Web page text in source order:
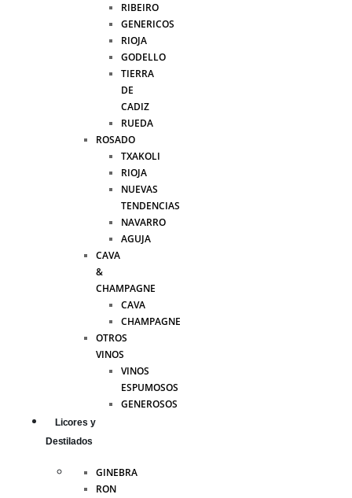
RIBEIRO
GENERICOS
RIOJA
GODELLO
TIERRA
DE
CADIZ
RUEDA
ROSADO
TXAKOLI
RIOJA
NUEVAS
TENDENCIAS
NAVARRO
AGUJA
CAVA
&
CHAMPAGNE
CAVA
CHAMPAGNE
OTROS
VINOS
VINOS
ESPUMOSOS
GENEROSOS
Licores y
Destilados
GINEBRA
RON